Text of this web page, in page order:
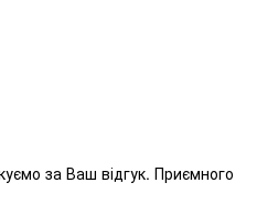
за Ваш відгук. Приємного